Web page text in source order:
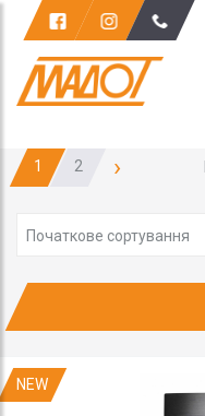
1 2 ›
Початкове сортування
NEW